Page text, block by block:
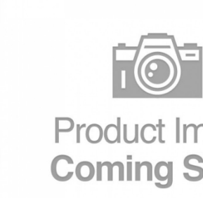
+38 (097) 151 87 57